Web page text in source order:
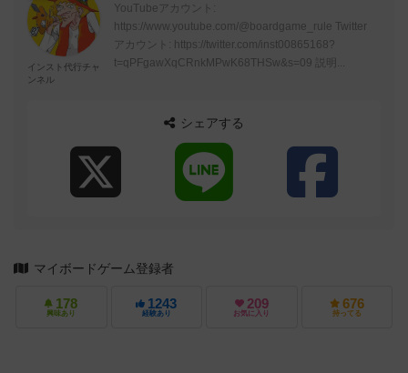
インスト代行チャ
ンネル
YouTubeアカウント:
https://www.youtube.com/@boardgame_rule Twitter
アカウント: https://twitter.com/inst00865168?
t=qPFgawXqCRnkMPwK68THSw&s=09 説明...
シェアする
マイボードゲーム登録者
178
興味あり
1243
経験あり
209
お気に入り
676
持ってる